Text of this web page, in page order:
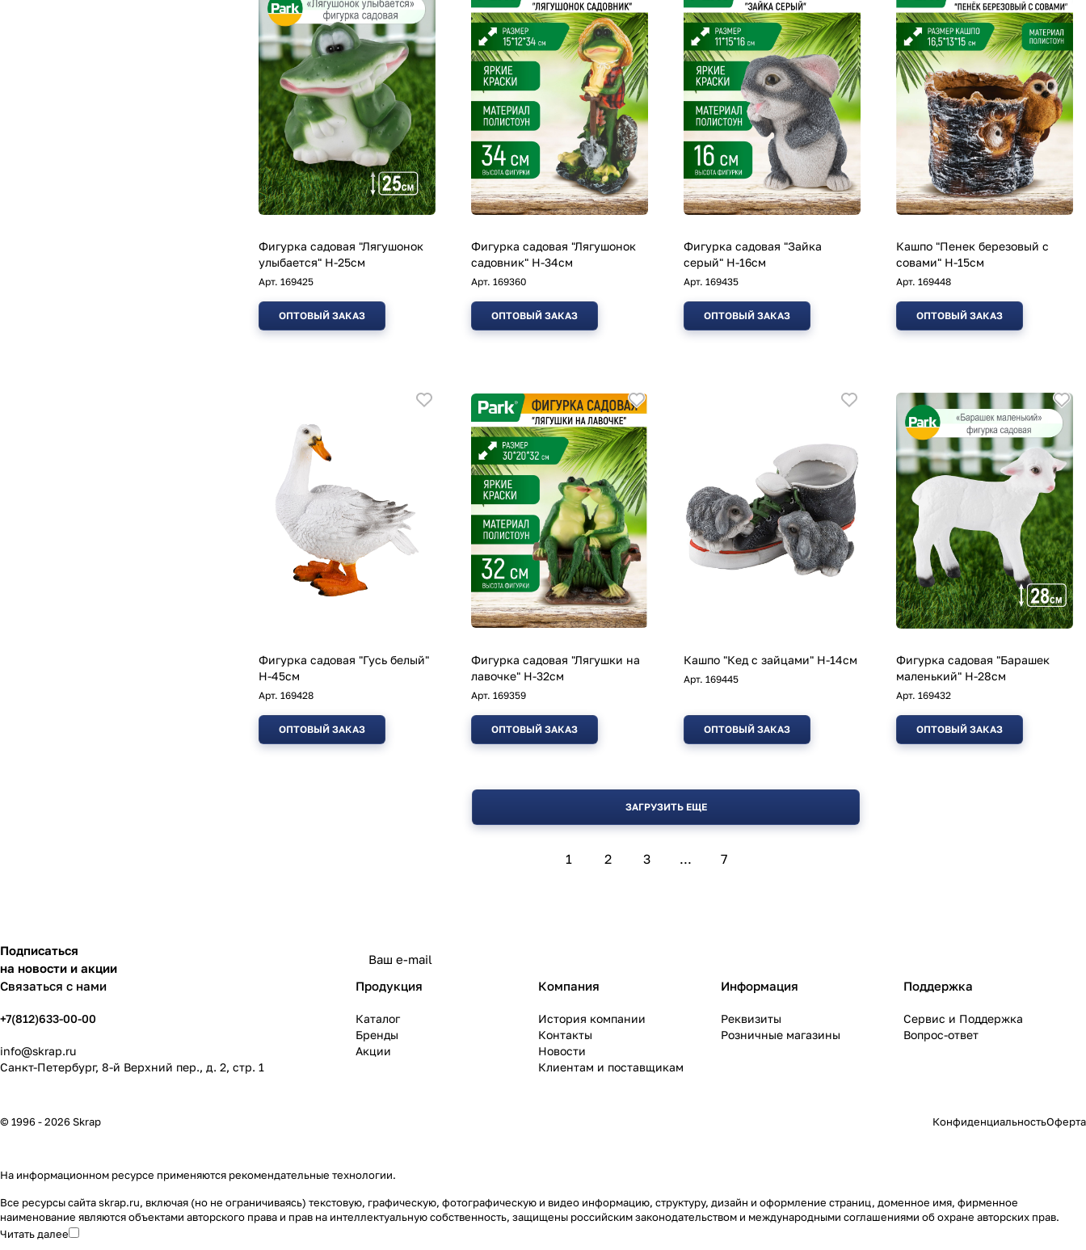
Фигурка садовая "Лягушонок
улыбается" Н-25см
Арт. 169425
ОПТОВЫЙ ЗАКАЗ
Фигурка садовая "Лягушонок
садовник" Н-34см
Арт. 169360
ОПТОВЫЙ ЗАКАЗ
Фигурка садовая "Зайка
серый" H-16см
Арт. 169435
ОПТОВЫЙ ЗАКАЗ
Кашпо "Пенек березовый с
совами" Н-15см
Арт. 169448
ОПТОВЫЙ ЗАКАЗ
Фигурка садовая "Гусь белый"
H-45см
Арт. 169428
ОПТОВЫЙ ЗАКАЗ
Фигурка садовая "Лягушки на
лавочке" H-32см
Арт. 169359
ОПТОВЫЙ ЗАКАЗ
Кашпо "Кед с зайцами" Н-14см
Арт. 169445
ОПТОВЫЙ ЗАКАЗ
Фигурка садовая "Барашек
маленький" Н-28см
Арт. 169432
ОПТОВЫЙ ЗАКАЗ
ЗАГРУЗИТЬ ЕЩЕ
1 2 3 ... 7
Подписаться
на новости и акции
Связаться с нами
+7(812)633-00-00
info@skrap.ru
Санкт-Петербург, 8-й Верхний пер., д. 2, стр. 1
Продукция
Каталог
Бренды
Акции
Компания
История компании
Контакты
Новости
Клиентам и поставщикам
Информация
Реквизиты
Розничные магазины
Поддержка
Сервис и Поддержка
Вопрос-ответ
© 1996 - 2026 Skrap КонфиденциальностьОферта
На информационном ресурсе применяются рекомендательные технологии.
Все ресурсы сайта skrap.ru, включая (но не ограничиваясь) текстовую, графическую, фотографическую и видео информацию, структуру, дизайн и оформление страниц, доменное имя, фирменное
наименование являются объектами авторского права и прав на интеллектуальную собственность, защищены российским законодательством и международными соглашениями об охране авторских прав.
Читать далее